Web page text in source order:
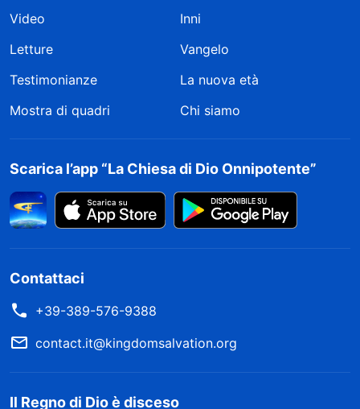
Video
Inni
Letture
Vangelo
Testimonianze
La nuova età
Mostra di quadri
Chi siamo
Scarica l’app “La Chiesa di Dio Onnipotente”
Contattaci
+39-389-576-9388
contact.it@kingdomsalvation.org
Il Regno di Dio è disceso